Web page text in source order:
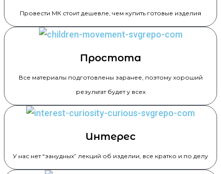
Провести МК стоит дешевле, чем купить готовые изделия
Простота
Все материалы подготовлены заранее, поэтому хороший
результат будет у всех
Интерес
У нас нет “занудных” лекций об изделии, все кратко и по делу